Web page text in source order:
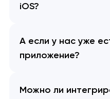
iOS?
А если у нас уже
приложение?
Можно ли